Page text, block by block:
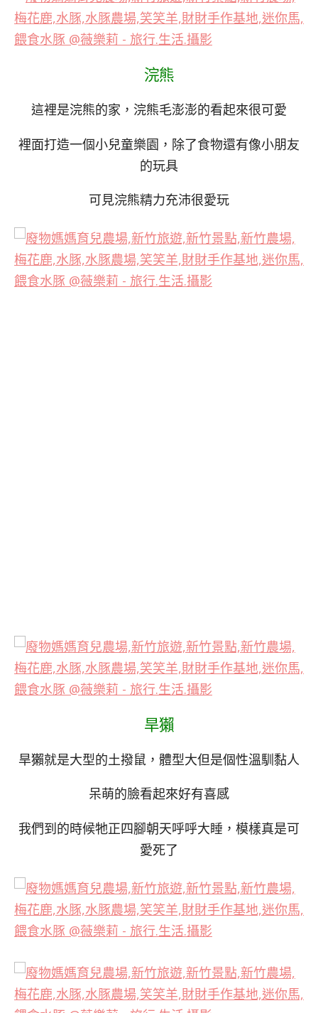
浣熊
這裡是浣熊的家，浣熊毛澎澎的看起來很可愛
裡面打造一個小兒童樂園，除了食物還有像小朋友
的玩具
可見浣熊精力充沛很愛玩
旱獺
旱獺就是大型的土撥鼠，體型大但是個性溫馴黏人
呆萌的臉看起來好有喜感
我們到的時候牠正四腳朝天呼呼大睡，模樣真是可
愛死了